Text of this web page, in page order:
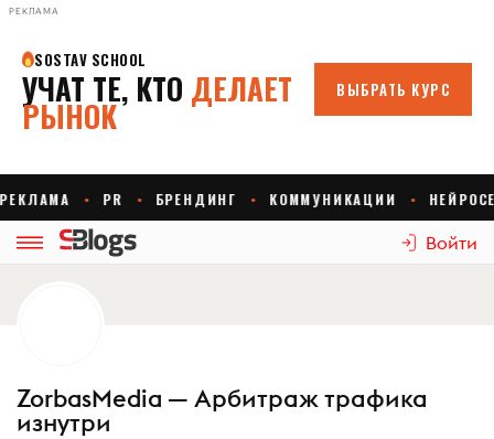
РЕКЛАМА
Войти
ZorbasMedia — Арбитраж трафика
изнутри